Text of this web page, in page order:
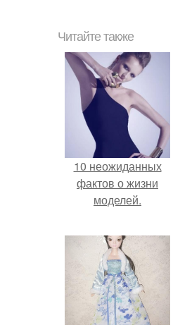
Читайте также
10 неожиданных
фактов о жизни
моделей.